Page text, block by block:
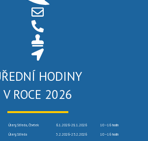
HODINY
V ROCE 2026
Úterý, Středa, Čtvrtek 6.1.2026-29.1.2026 10 –16 hodin
Úterý, Středa 3.2.2026-25.2.2026 10 –16 hodin